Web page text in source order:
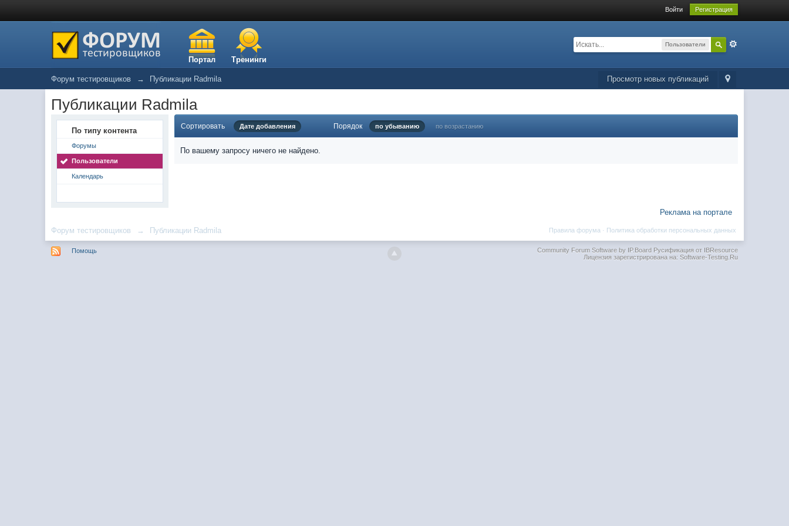
Войти Регистрация
Портал Тренинги
Пользователи
Просмотр новых публикаций
Форум тестировщиков → Публикации Radmila
Публикации Radmila
По типу контента
Форумы
Пользователи
Календарь
Сортировать Дате добавления Порядок по убыванию по возрастанию
По вашему запросу ничего не найдено.
Реклама на портале
Форум тестировщиков → Публикации Radmila Политика обработки персональных данных
Правила форума ·
Помощь Community Forum Software by IP.BoardРусификация от IBResource
Лицензия зарегистрирована на: Software-Testing.Ru